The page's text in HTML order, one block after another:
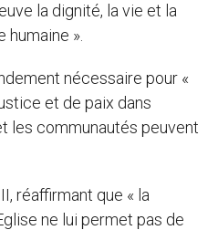
la dignité, la vie et la
humaine ».
nécessaire pour «
et de paix dans
les communautés peuvent
réaffirmant que « la
ne lui permet pas de